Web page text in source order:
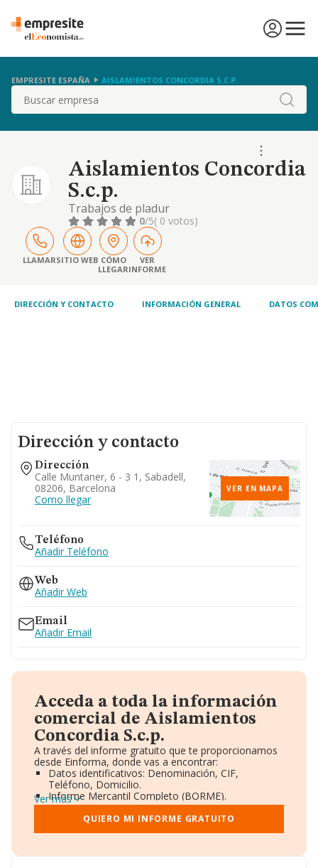
EMPRESITE ESPAÑA AISLAMIENTOS CONCORDIA S.C.P.
Buscar
Aislamientos Concordia
S.c.p.
Trabajos de pladur
0/5( 0 votos)
LLAMARSITIO WEB CÓMO
LLEGAR
VER
INFORME
DIRECCIÓN Y CONTACTO INFORMACIÓN GENERAL DATOS
Dirección y contacto
Dirección
Calle Muntaner, 6 - 3 1, Sabadell,
08206, Barcelona
Como llegar
VER EN MAPA
Teléfono
Añadir Teléfono
Web
Añadir Web
Email
Añadir Email
Acceda a toda la información
comercial de Aislamientos
Concordia S.c.p.
A través del informe gratuito que te proporcionamos
desde Einforma, donde vas a encontrar:
Datos identificativos: Denominación, CIF,
Teléfono, Domicilio.
Informe Mercantil Completo (BORME).
Gráficos de Evolución Ventas y Empleados.
Consejo de Administración y Administradores.
Directivos y Ejecutivos.
Ver más
QUIERO MI INFORME GRATUITO